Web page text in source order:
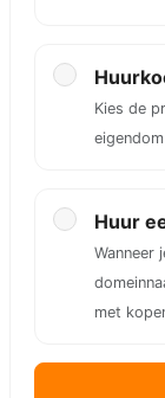
Kies de
Huur
Wanneer
met